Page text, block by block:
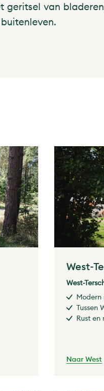
van
West-
West-
Modern
Tussen
Rust
Naar West